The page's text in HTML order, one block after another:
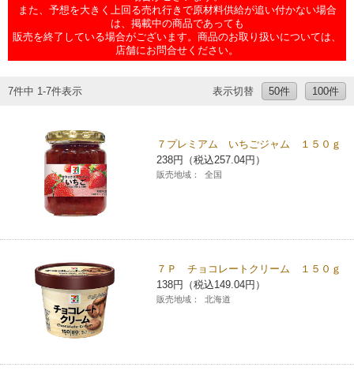
商品カテゴリ一覧
プリペイドカード・金券
nanacoトップ
プリント
ファクス
宅配便
切手・はがき・印紙
ご利用可能なお支払い方法
チケットサービス
セブンチケット
イープラス
セブン‐イレブンでお受取り
セブンネットショッピング
企業情報トップ
ニュースリリース
ごあいさつ
企業理念
会社概要
貸借対照表・損益計算書
私たちの取組み
サステナビリティ
サステナビリティトップ
セブン＆アイ・ホールディングスの重点課題
サステナビリティ活動基本方針
サステナビリティ推進体制
GREEN CHALLENGE 2050
加盟店オーナー募集
店舗検索
ネットショッピング
お問い合わせ
Language
また、予想を大きく上回る売れ行きで原材料供給が追い付かない場合
は、掲載中の商品であっても
販売を終了している場合がございます。商品のお取り扱いについては、
店舗にお問合せください。
7件中 1-7件表示 表示切替 50件 100件
７プレミアム いちごジャム １５０ｇ
238円（税込257.04円）
販売地域： 全国
７Ｐ チョコレートクリーム １５０ｇ
138円（税込149.04円）
販売地域： 北海道